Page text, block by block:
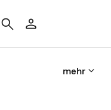
mehr